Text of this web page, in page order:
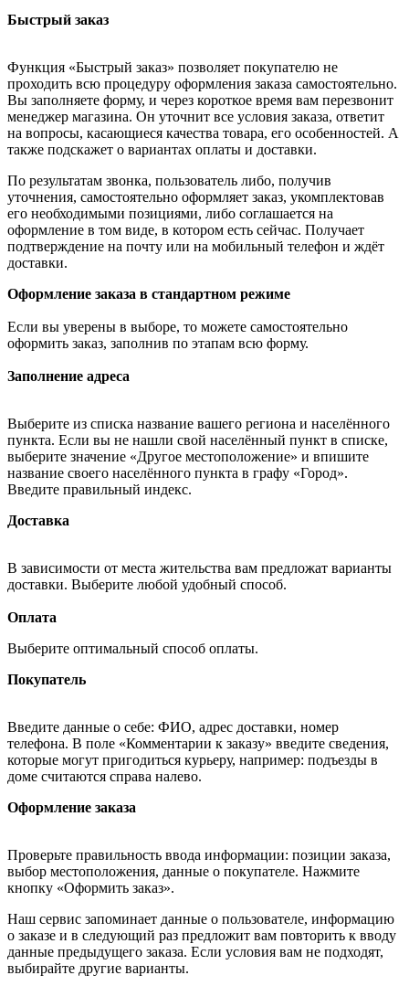
Быстрый заказ
Функция «Быстрый заказ» позволяет покупателю не
проходить всю процедуру оформления заказа самостоятельно.
Вы заполняете форму, и через короткое время вам перезвонит
менеджер магазина. Он уточнит все условия заказа, ответит
на вопросы, касающиеся качества товара, его особенностей. А
также подскажет о вариантах оплаты и доставки.
По результатам звонка, пользователь либо, получив
уточнения, самостоятельно оформляет заказ, укомплектовав
его необходимыми позициями, либо соглашается на
оформление в том виде, в котором есть сейчас. Получает
подтверждение на почту или на мобильный телефон и ждёт
доставки.
Оформление заказа в стандартном режиме
Если вы уверены в выборе, то можете самостоятельно
оформить заказ, заполнив по этапам всю форму.
Заполнение адреса
Выберите из списка название вашего региона и населённого
пункта. Если вы не нашли свой населённый пункт в списке,
выберите значение «Другое местоположение» и впишите
название своего населённого пункта в графу «Город».
Введите правильный индекс.
Доставка
В зависимости от места жительства вам предложат варианты
доставки. Выберите любой удобный способ.
Оплата
Выберите оптимальный способ оплаты.
Покупатель
Введите данные о себе: ФИО, адрес доставки, номер
телефона. В поле «Комментарии к заказу» введите сведения,
которые могут пригодиться курьеру, например: подъезды в
доме считаются справа налево.
Оформление заказа
Проверьте правильность ввода информации: позиции заказа,
выбор местоположения, данные о покупателе. Нажмите
кнопку «Оформить заказ».
Наш сервис запоминает данные о пользователе, информацию
о заказе и в следующий раз предложит вам повторить к вводу
данные предыдущего заказа. Если условия вам не подходят,
выбирайте другие варианты.